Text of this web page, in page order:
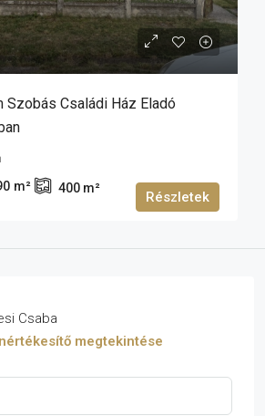
Szobás Családi Ház Eladó
m² 400 m²
Részletek
Csaba
megtekintése